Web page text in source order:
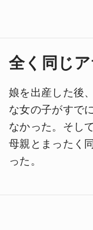
全く同じ
娘を出産した後
な女の子がすで
なかった。そし
母親とまったく
った。